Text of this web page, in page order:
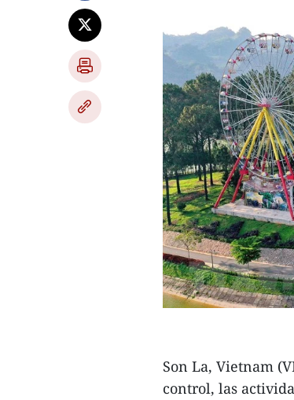
Son La, Vietnam
control, las